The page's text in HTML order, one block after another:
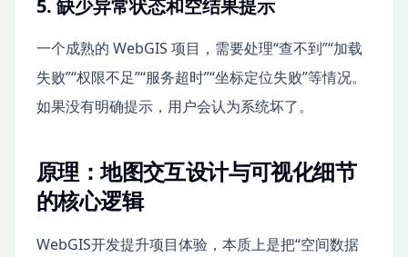
5. 缺少异常状态和空结果提示
一个成熟的 WebGIS 项目，需要处理“查不到”“加载
失败”“权限不足”“服务超时”“坐标定位失败”等情况。
如果没有明确提示，用户会认为系统坏了。
原理：地图交互设计与可视化细节
的核心逻辑
WebGIS开发提升项目体验，本质上是把“空间数据